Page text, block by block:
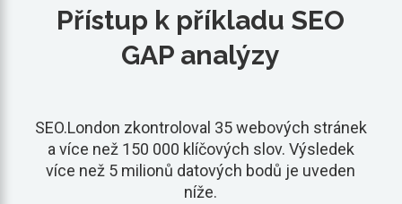
Přístup k příkladu SEO
GAP analýzy
SEO.London zkontroloval 35 webových stránek
a více než 150 000 klíčových slov. Výsledek
více než 5 milionů datových bodů je uveden
níže.